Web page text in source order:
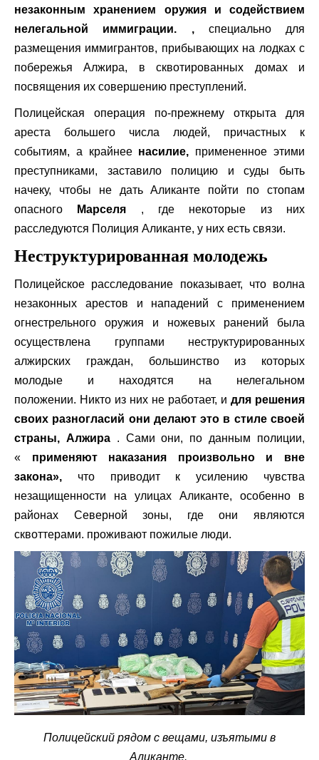
незаконным хранением оружия и содействием
нелегальной иммиграции. ,специально для
размещения иммигрантов, прибывающих на лодках с
побережья Алжира, в сквотированных домах и
посвящения их совершению преступлений.
Полицейская операция по-прежнему открыта для
ареста большего числа людей, причастных к
событиям, а крайнее насилие, примененное этими
преступниками, заставило полицию и суды быть
начеку, чтобы не дать Аликанте пойти по стопам
опасного
Марселя , где некоторые из них
расследуются Полиция Аликанте, у них есть связи.
Неструктурированная молодежь
Полицейское расследование показывает, что волна
незаконных арестов и нападений с применением
огнестрельного оружия и ножевых ранений была
осуществлена ​​группами неструктурированных
алжирских граждан, большинство из которых
молодые и находятся на нелегальном
положении. Никто из них не работает, и для решения
своих разногласий они делают это в стиле своей
страны, Алжира. Сами они, по данным полиции,
« применяют наказания произвольно и вне
закона», что приводит к усилению чувства
незащищенности на улицах Аликанте, особенно в
районах Северной зоны, где они являются
сквоттерами. проживают пожилые люди.
Полицейский рядом с вещами, изъятыми в
Аликанте.